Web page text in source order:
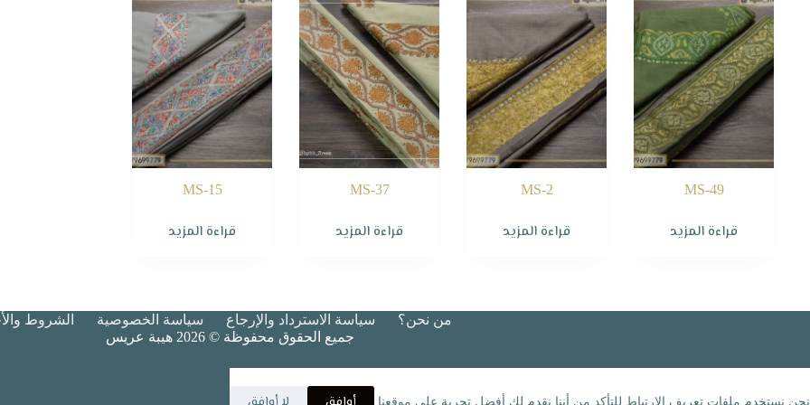
نحن نستخدم ملفات تعريف الارتباط للتأكد من أننا نقدم لك أفضل تجربة على موقعنا.
MS-49
قراءة المزيد
MS-2
قراءة المزيد
MS-37
قراءة المزيد
MS-15
قراءة المزيد
من نحن؟ سياسة الاسترداد والإرجاع سياسة الخصوصية
الشروط
جميع الحقوق محفوظة © 2026 هيبة عريس